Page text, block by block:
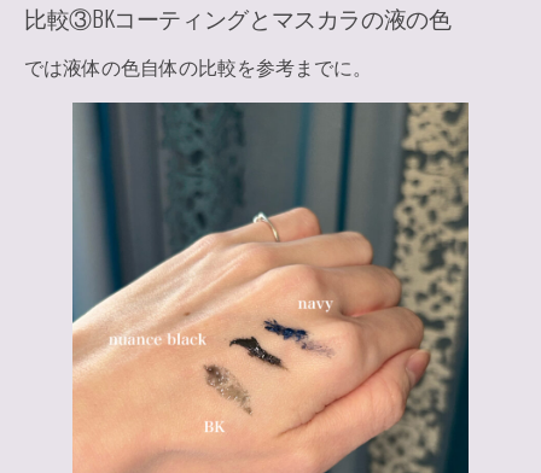
比較③BKコーティングとマスカラの液の色
では液体の色自体の比較を参考までに。